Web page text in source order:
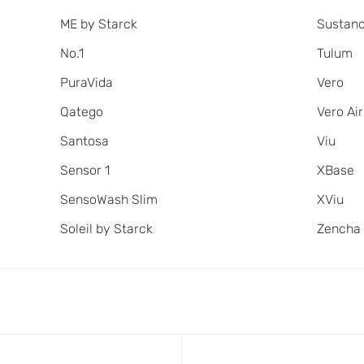
ME by Starck
No.1
PuraVida
Qatego
Santosa
Sensor 1
SensoWash Slim
Soleil by Starck
Tulum
Vero
Vero Air
Viu
XBase
XViu
Zencha